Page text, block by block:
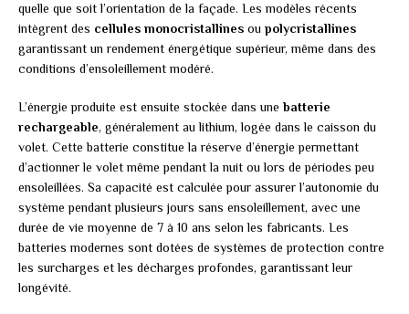
quelle que soit l’orientation de la façade. Les modèles récents
intègrent des cellules monocristallines ou polycristallines
garantissant un rendement énergétique supérieur, même dans des
conditions d’ensoleillement modéré.
L’énergie produite est ensuite stockée dans unebatterie
rechargeable, généralement au lithium, logée dans le caisson du
volet. Cette batterie constitue la réserve d’énergie permettant
d’actionner le volet même pendant la nuit ou lors de périodes peu
ensoleillées. Sa capacité est calculée pour assurer l’autonomie du
système pendant plusieurs jours sans ensoleillement, avec une
durée de vie moyenne de 7 à 10 ans selon les fabricants. Les
batteries modernes sont dotées de systèmes de protection contre
les surcharges et les décharges profondes, garantissant leur
longévité.